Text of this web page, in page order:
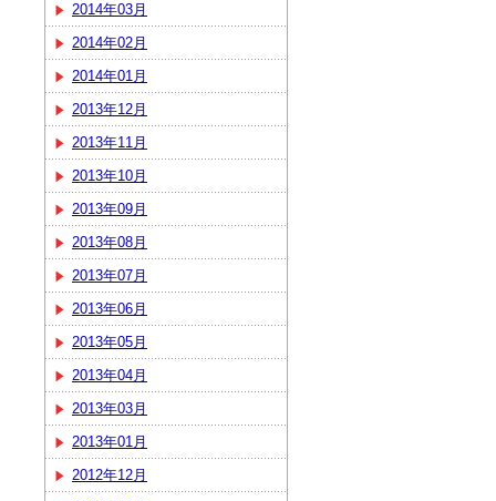
2014年03月
2014年02月
2014年01月
2013年12月
2013年11月
2013年10月
2013年09月
2013年08月
2013年07月
2013年06月
2013年05月
2013年04月
2013年03月
2013年01月
2012年12月